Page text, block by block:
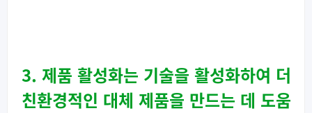
3. 제품 활성화는 기술을 활성화하여 더
친환경적인 대체 제품을 만드는 데 도움